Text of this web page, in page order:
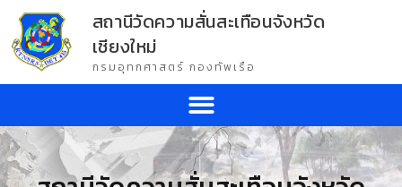
สถานีวัดความสั่นสะเทือนจังหวัด
เชียงใหม่
กรมอุทกศาสตร์ กองทัพเรือ